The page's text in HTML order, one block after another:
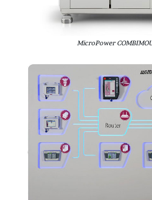
MicroPower